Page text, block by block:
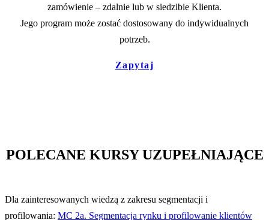
zamówienie – zdalnie lub w siedzibie Klienta.
Jego program może zostać dostosowany do indywidualnych
potrzeb.
Zapytaj
POLECANE KURSY UZUPEŁNIAJĄCE
Dla zainteresowanych wiedzą z zakresu segmentacji i
profilowania: MC 2a. Segmentacja rynku i profilowanie klientów